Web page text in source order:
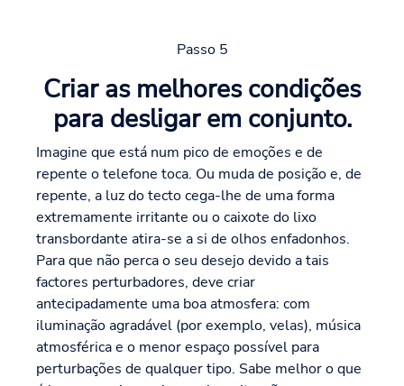
Passo 5
Criar as melhores condições
para desligar em conjunto.
Imagine que está num pico de emoções e de
repente o telefone toca. Ou muda de posição e, de
repente, a luz do tecto cega-lhe de uma forma
extremamente irritante ou o caixote do lixo
transbordante atira-se a si de olhos enfadonhos.
Para que não perca o seu desejo devido a tais
factores perturbadores, deve criar
antecipadamente uma boa atmosfera: com
iluminação agradável (por exemplo, velas), música
atmosférica e o menor espaço possível para
perturbações de qualquer tipo. Sabe melhor o que